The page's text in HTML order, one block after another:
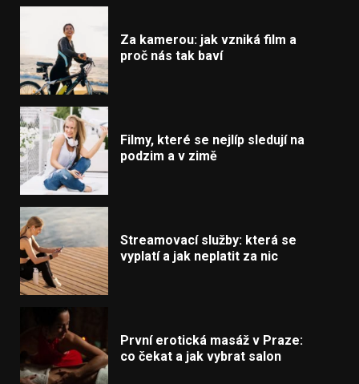
Za kamerou: jak vzniká film a
proč nás tak baví
Filmy, které se nejlíp sledují na
podzim a v zimě
Streamovací služby: která se
vyplatí a jak neplatit za nic
První erotická masáž v Praze:
co čekat a jak vybrat salon